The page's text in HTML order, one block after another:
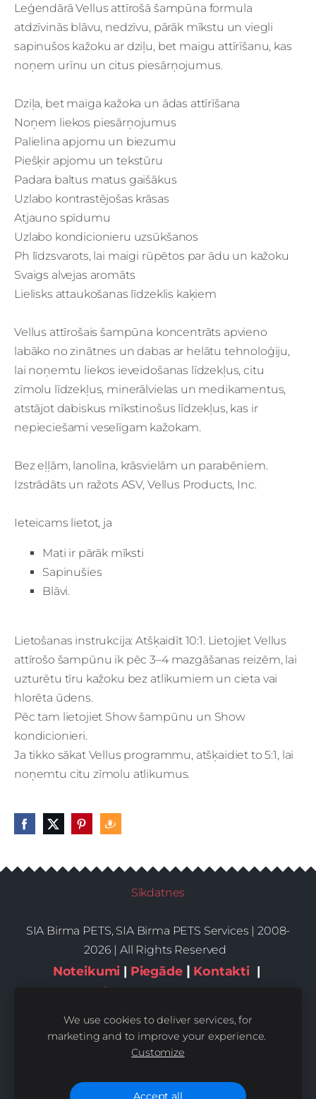
Leģendārā Vellus attīrošā šampūna formula
atdzīvinās blāvu, nedzīvu, pārāk mīkstu un viegli
sapinušos kažoku ar dziļu, bet maigu attīrīšanu, kas
noņem urīnu un citus piesārņojumus.
Dziļa, bet maiga kažoka un ādas attīrīšana
Noņem liekos piesārņojumus
Palielina apjomu un biezumu
Piešķir apjomu un tekstūru
Padara baltus matus gaišākus
Uzlabo kontrastējošas krāsas
Atjauno spīdumu
Uzlabo kondicionieru uzsūkšanos
Ph līdzsvarots, lai maigi rūpētos par ādu un kažoku
Svaigs alvejas aromāts
Lielisks attaukošanas līdzeklis kaķiem
Vellus attīrošais šampūna koncentrāts apvieno
labāko no zinātnes un dabas ar helātu tehnoloģiju,
lai noņemtu liekos ieveidošanas līdzekļus, citu
zīmolu līdzekļus, minerālvielas un medikamentus,
atstājot dabiskus mīkstinošus līdzekļus, kas ir
nepieciešami veselīgam kažokam.
Bez eļļām, lanolīna, krāsvielām un parabēniem.
Izstrādāts un ražots ASV, Vellus Products, Inc.
Ieteicams lietot, ja
Mati ir pārāk mīksti
Sapinušies
Blāvi.
Lietošanas instrukcija: Atšķaidīt 10:1. Lietojiet Vellus
attīrošo šampūnu ik pēc 3–4 mazgāšanas reizēm, lai
uzturētu tīru kažoku bez atlikumiem un cieta vai
hlorēta ūdens.
Pēc tam lietojiet Show šampūnu un Show
kondicionieri.
Ja tikko sākat Vellus programmu, atšķaidiet to 5:1, lai
noņemtu citu zīmolu atlikumus.
Sīkdatnes
SIA Birma PETS, SIA Birma PETS Services | 2008-
2026 | All Rights Reserved
Noteikumi | Piegāde | Kontakti|
Privātums,sīkdatnes
We use cookies to deliver services, for
marketing and to improve your experience.
Customize
Accept all